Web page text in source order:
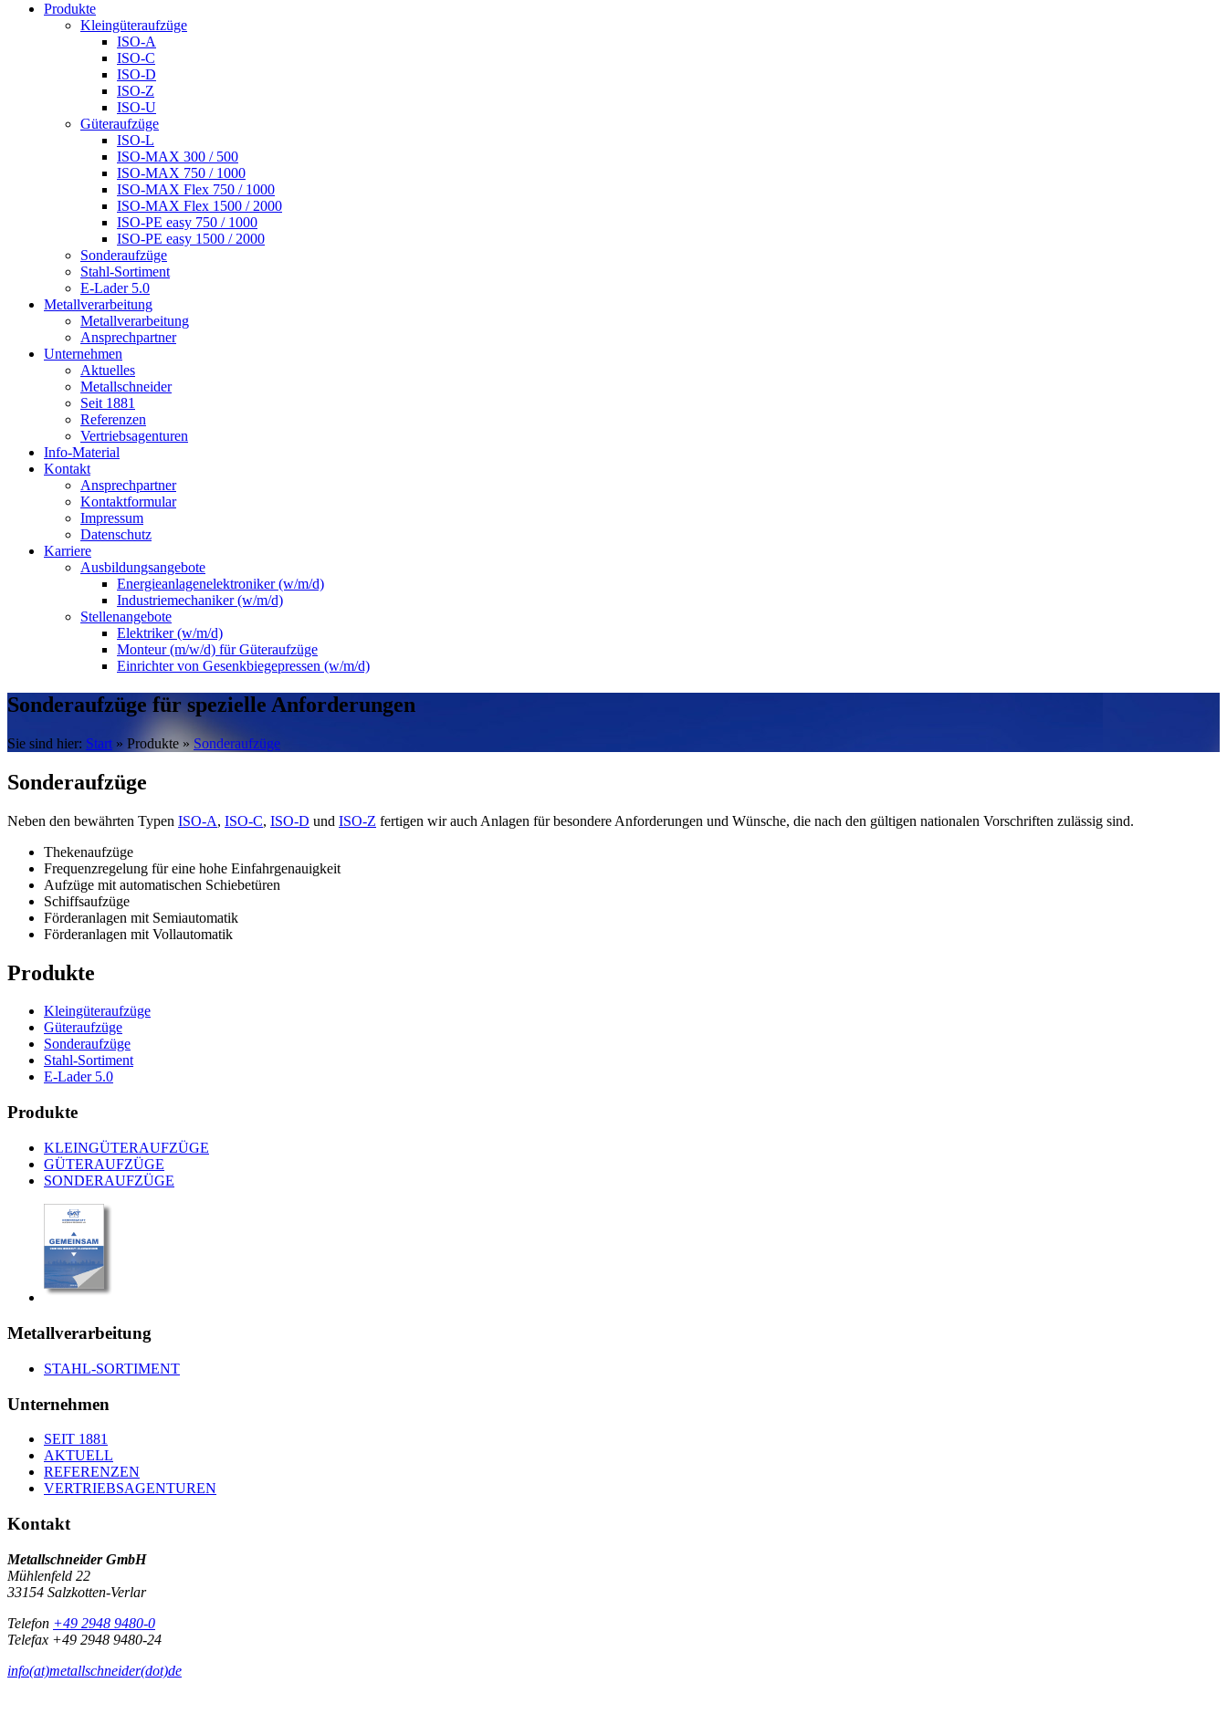
Produkte
Kleingüteraufzüge
ISO-A
ISO-C
ISO-D
ISO-Z
ISO-U
Güteraufzüge
ISO-L
ISO-MAX 300 / 500
ISO-MAX 750 / 1000
ISO-MAX Flex 750 / 1000
ISO-MAX Flex 1500 / 2000
ISO-PE easy 750 / 1000
ISO-PE easy 1500 / 2000
Sonderaufzüge
Stahl-Sortiment
E-Lader 5.0
Metallverarbeitung
Metallverarbeitung
Ansprechpartner
Unternehmen
Aktuelles
Metallschneider
Seit 1881
Referenzen
Vertriebsagenturen
Info-Material
Kontakt
Ansprechpartner
Kontaktformular
Impressum
Datenschutz
Karriere
Ausbildungsangebote
Energieanlagenelektroniker (w/m/d)
Industriemechaniker (w/m/d)
Stellenangebote
Elektriker (w/m/d)
Monteur (m/w/d) für Güteraufzüge
Einrichter von Gesenkbiegepressen (w/m/d)
Sonderaufzüge für spezielle Anforderungen
Sie sind hier: Start » Produkte » Sonderaufzüge
Sonderaufzüge
Neben den bewährten Typen ISO-A, ISO-C, ISO-D und ISO-Z fertigen wir auch Anlagen für besondere Anforderungen und Wünsche, die nach den gültigen nationalen Vorschriften zulässig sind.
Thekenaufzüge
Frequenzregelung für eine hohe Einfahrgenauigkeit
Aufzüge mit automatischen Schiebetüren
Schiffsaufzüge
Förderanlagen mit Semiautomatik
Förderanlagen mit Vollautomatik
Produkte
Kleingüteraufzüge
Güteraufzüge
Sonderaufzüge
Stahl-Sortiment
E-Lader 5.0
Produkte
KLEINGÜTERAUFZÜGE
GÜTERAUFZÜGE
SONDERAUFZÜGE
Metallverarbeitung
STAHL-SORTIMENT
Unternehmen
SEIT 1881
AKTUELL
REFERENZEN
VERTRIEBSAGENTUREN
Kontakt
Metallschneider GmbH
Mühlenfeld 22
33154 Salzkotten-Verlar
Telefon +49 2948 9480-0
Telefax +49 2948 9480-24
info(at)metallschneider(dot)de